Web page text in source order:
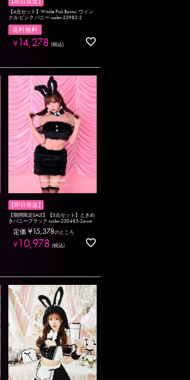
【4点セット】Winkle Pink Bunny. ウィン
クル ピンク バニー vcsbn-23982-2
送料無料
¥14,278 税込
【即日発送】
【期間限定SALE】【5点セット】ときめ
きバニーブラック vcsbn-230485-2a-sm
定価 ¥15,378のところ
¥10,978 税込